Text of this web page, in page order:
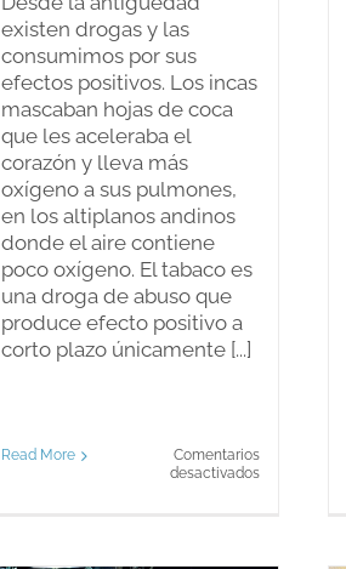
existen drogas y las
consumimos por sus
efectos positivos. Los incas
mascaban hojas de coca
que les aceleraba el
corazón y lleva más
oxígeno a sus pulmones,
en los altiplanos andinos
donde el aire contiene
poco oxígeno. El tabaco es
una droga de abuso que
produce efecto positivo a
corto plazo únicamente [...]
Read More
Comentarios
desactivadosen